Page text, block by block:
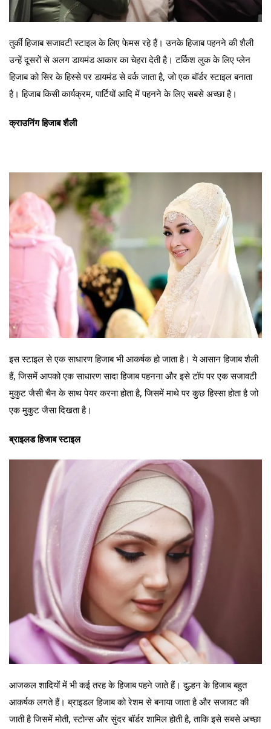
तुर्की हिजाब सजावटी स्टाइल के लिए फेमस रहे हैं। उनके हिजाब पहनने की शैली
उन्हें दूसरों से अलग डायमंड आकार का चेहरा देती है। टर्किश लुक के लिए प्लेन
हिजाब को सिर के हिस्से पर डायमंड से वर्क जाता है, जो एक बॉर्डर स्टाइल बनाता
है। हिजाब किसी कार्यक्रम, पार्टियों आदि में पहनने के लिए सबसे अच्छा है।
क्राउनिंग हिजाब शैली
इस स्टाइल से एक साधारण हिजाब भी आकर्षक हो जाता है। ये आसान हिजाब शैली
हैं, जिसमें आपको एक साधारण सादा हिजाब पहनना और इसे टॉप पर एक सजावटी
मुकुट जैसी चैन के साथ पेयर करना होता है, जिसमें माथे पर कुछ हिस्सा होता है जो
एक मुकुट जैसा दिखता है।
ब्राइलड हिजाब स्टाइल
आजकल शादियों में भी कई तरह के हिजाब पहने जाते हैं। दुल्हन के हिजाब बहुत
आकर्षक लगते हैं। ब्राइडल हिजाब को रेशम से बनाया जाता है और सजावट की
जाती है जिसमें मोती, स्टोन्स और सुंदर बॉर्डर शामिल होती है, ताकि इसे सबसे अच्छा